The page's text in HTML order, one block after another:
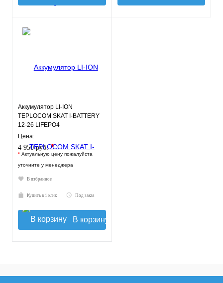
Аккумулятор LI-ION
TEPLOCOM SKAT I-BATTERY
12-26 LIFEPO4
Цена:
4 950 руб.*
* Актуальную цену пожалуйста
уточните у менеджера
В избранное
Купить в 1 клик Под заказ
В корзину